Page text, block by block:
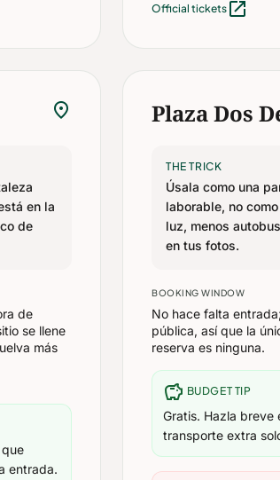
Official tickets open_in_new
location_on
en la
de
de
se llene
más
entrada.
Plaza Dos
THE TRICK
Úsala como una
laborable, no
luz, menos
en tus fotos.
BOOKING WINDOW
No hace falta
pública, así que la
reserva es ninguna.
savings BUDGET TIP
Gratis. Hazla breve
transporte extra